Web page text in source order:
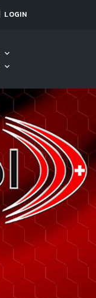
10 AOÛT. 2026, 19:00
LOGIN